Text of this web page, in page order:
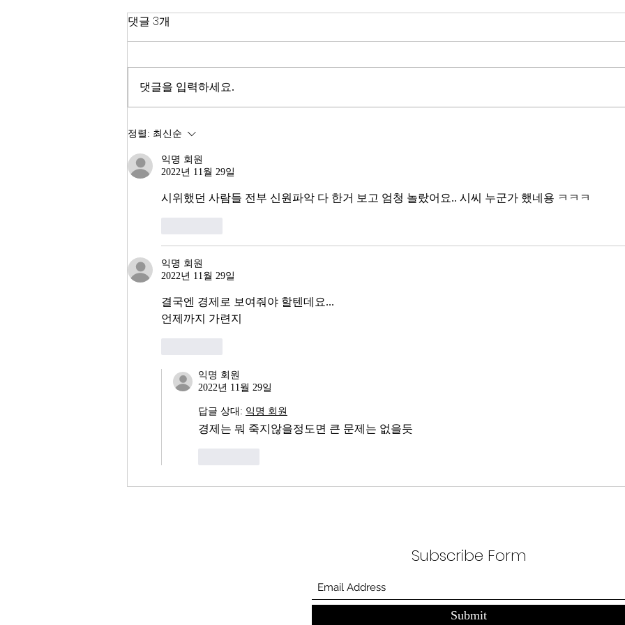
한국 경제
2026년이 밝았다. KOSPI는 4,400
동안 8.71% 올랐다. 1999년 이후
다. 숫자만 보면 대한민국 경제가
그러나 상가 절반이 공실이고, 폐
업 신고가 줄을 잇는다. 자영업자
10명 중 4명 이상이 향후 3년 내
무엇이 AI 강국인가
정부가 AI G3를 외치고 있다. 미
거다. 그런데 AI 강국이 뭔지부터
중
서론
는
댓글 3개
댓글을 입력하세요.
정렬: 최신순
익명 회원
2022년 11월 29일
시위했던 사람들 전부 신원파악 다 한거 보고 엄청 놀랐어요.. 시씨 누군가 했네용 ㅋㅋㅋ
익명 회원
2022년 11월 29일
결국엔 경제로 보여줘야 할텐데요...
언제까지 가련지
익명 회원
2022년 11월 29일
답글 상대: 익명 회원
경제는 뭐 죽지않을정도면 큰 문제는 없을듯
Subscribe Form
Submit